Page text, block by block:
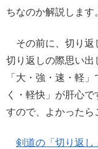
ちなのか解説します
その前に、切り返
切り返しの際思い出
「大・強・速・軽
く・軽快」が肝心
すので、よかったら
剣道の「切り返し